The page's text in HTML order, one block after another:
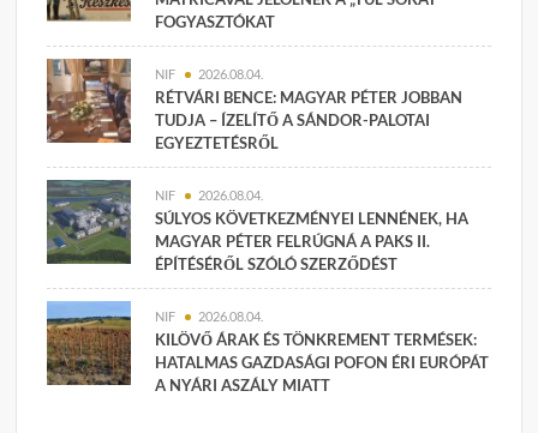
FOGYASZTÓKAT
NIF 2026.08.04.
RÉTVÁRI BENCE: MAGYAR PÉTER JOBBAN
TUDJA – ÍZELÍTŐ A SÁNDOR-PALOTAI
EGYEZTETÉSRŐL
NIF 2026.08.04.
SÚLYOS KÖVETKEZMÉNYEI LENNÉNEK, HA
MAGYAR PÉTER FELRÚGNÁ A PAKS II.
ÉPÍTÉSÉRŐL SZÓLÓ SZERZŐDÉST
NIF 2026.08.04.
KILÖVŐ ÁRAK ÉS TÖNKREMENT TERMÉSEK:
HATALMAS GAZDASÁGI POFON ÉRI EURÓPÁT
A NYÁRI ASZÁLY MIATT